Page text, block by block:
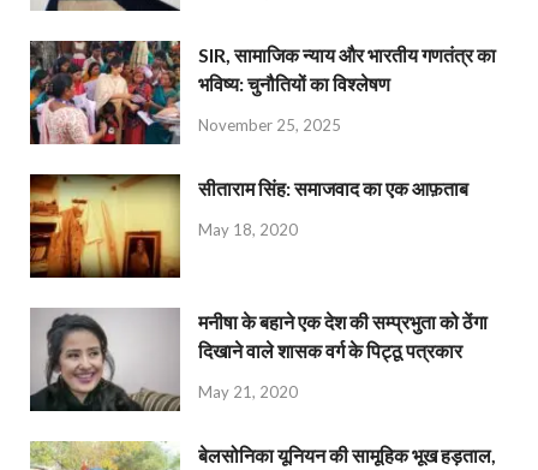
SIR, सामाजिक न्याय और भारतीय गणतंत्र का
भविष्य: चुनौतियों का विश्लेषण
November 25, 2025
सीताराम सिंह: समाजवाद का एक आफ़ताब
May 18, 2020
मनीषा के बहाने एक देश की सम्प्रभुता को ठेंगा
दिखाने वाले शासक वर्ग के पिट्ठू पत्रकार
May 21, 2020
बेलसोनिका यूनियन की सामूहिक भूख हड़ताल,